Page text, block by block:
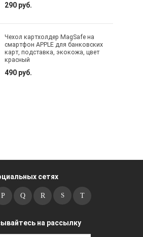
290 руб.
Чехол картхолдер MagSafe на
смартфон APPLE для банковских
карт, подставка, экокожа, цвет
красный
490 руб.
сетях
на рассылку